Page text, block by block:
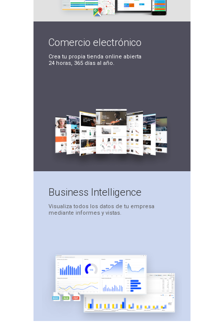
Comercioelectrónico
Crea tu propia tienda online abierta
24 horas, 365 días al año.
Business Intelligence
Visualiza todos los datos de tu empresa
mediante informes y vistas.